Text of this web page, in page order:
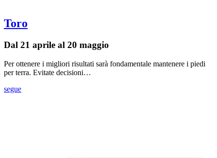
Toro
Dal 21 aprile al 20 maggio
Per ottenere i migliori risultati sarà fondamentale mantenere i piedi
per terra. Evitate decisioni…
segue